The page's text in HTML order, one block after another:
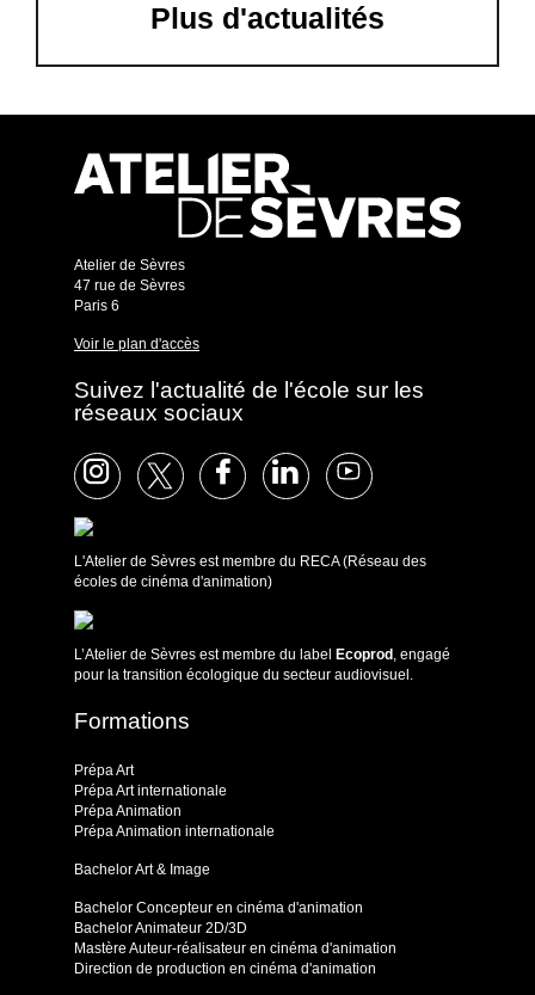
Plus d'actualités
Atelier de Sèvres
47 rue de Sèvres
Paris 6
Voir le plan d'accès
Suivez l'actualité de l'école sur les
réseaux sociaux
L'Atelier de Sèvres est membre du RECA (Réseau des
écoles de cinéma d'animation)
L’Atelier de Sèvres est membre du label Ecoprod, engagé
pour la transition écologique du secteur audiovisuel.
Formations
Prépa Art
Prépa Art internationale
Prépa Animation
Prépa Animation internationale
Bachelor Art & Image
Bachelor Concepteur en cinéma d'animation
Bachelor Animateur 2D/3D
Mastère Auteur-réalisateur en cinéma d'animation
Direction de production en cinéma d'animation